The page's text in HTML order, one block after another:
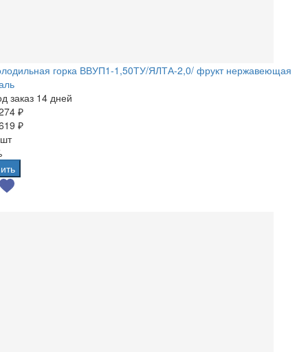
горка ВВУП1-1,50ТУ/ЯЛТА-2,0/ фрукт нержавеющая
заказ 14 дней
₽
₽